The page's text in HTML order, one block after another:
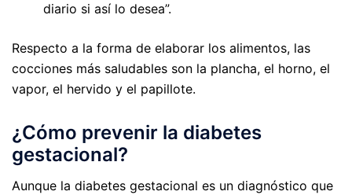
diario si así lo desea”.
Respecto a la forma de elaborar los alimentos, las
cocciones más saludables son la plancha, el horno, el
vapor, el hervido y el papillote.
¿Cómo prevenir la diabetes
gestacional?
Aunque la diabetes gestacional es un diagnóstico que